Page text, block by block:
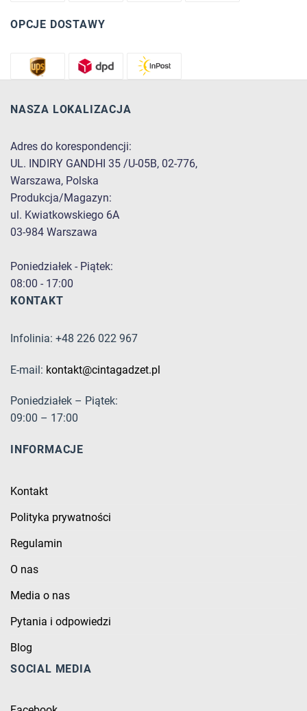
OPCJE DOSTAWY
NASZA LOKALIZACJA
Adres do korespondencji:
UL. INDIRY GANDHI 35 /U-05B, 02-776,
Warszawa, Polska
Produkcja/Magazyn:
ul. Kwiatkowskiego 6A
03-984 Warszawa
Poniedziałek - Piątek:
08:00 - 17:00
KONTAKT
Infolinia: +48 226 022 967
E-mail: kontakt@cintagadzet.pl
Poniedziałek – Piątek:
09:00 – 17:00
INFORMACJE
Kontakt
Polityka prywatności
Regulamin
O nas
Media o nas
Pytania i odpowiedzi
Blog
SOCIAL MEDIA